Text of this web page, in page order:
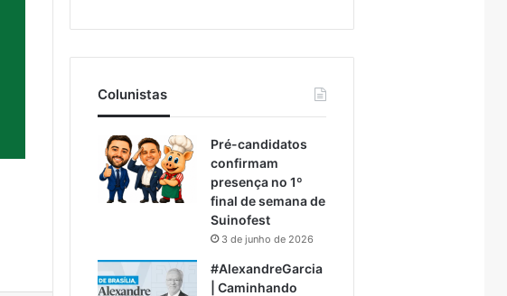
Colunistas
Pré-candidatos
confirmam
presença no 1º
final de semana de
Suinofest
3 de junho de 2026
#AlexandreGarcia
| Caminhando